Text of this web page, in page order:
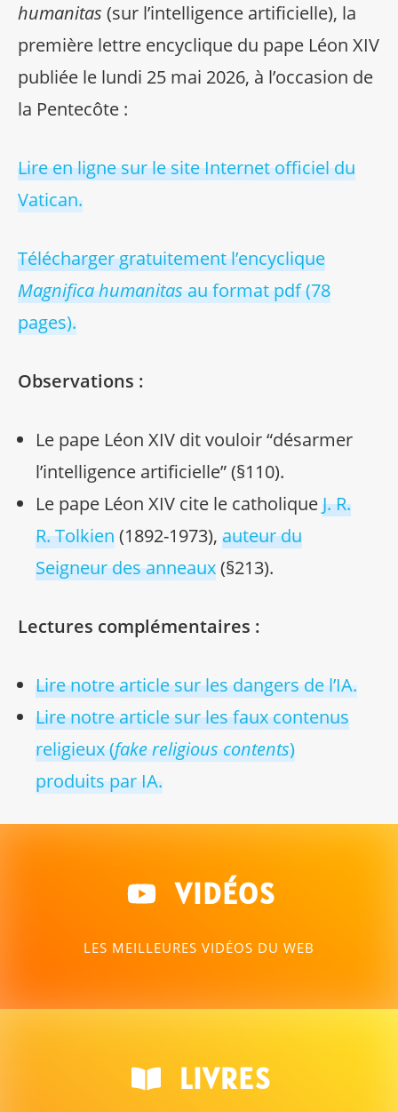
humanitas (sur l’intelligence artificielle), la
première lettre encyclique du pape Léon XIV
publiée le lundi 25 mai 2026, à l’occasion de
la Pentecôte :
Lire en ligne sur le site Internet officiel du
Vatican.
Télécharger gratuitement l’encyclique
Magnifica humanitasau format pdf (78
pages).
Observations :
Le pape Léon XIV dit vouloir “désarmer
l’intelligence artificielle” (§110).
Le pape Léon XIV cite le catholiqueJ. R.
R. Tolkien(1892-1973), auteur du
Seigneur des anneaux(§213).
Lectures complémentaires :
Lire notre article sur les dangers de l’IA.
Lire notre article sur les faux contenus
religieux (fake religious contents)
produits par IA.
VIDÉOS
LES MEILLEURES VIDÉOS DU WEB
LIVRES